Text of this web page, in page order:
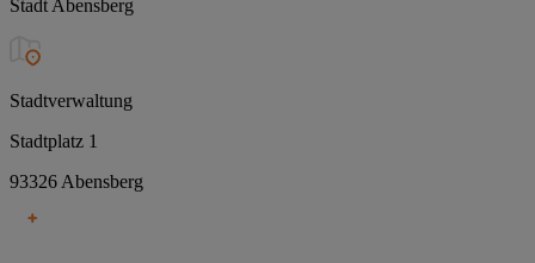
Stadt Abensberg
Stadtverwaltung
Stadtplatz 1
93326 Abensberg